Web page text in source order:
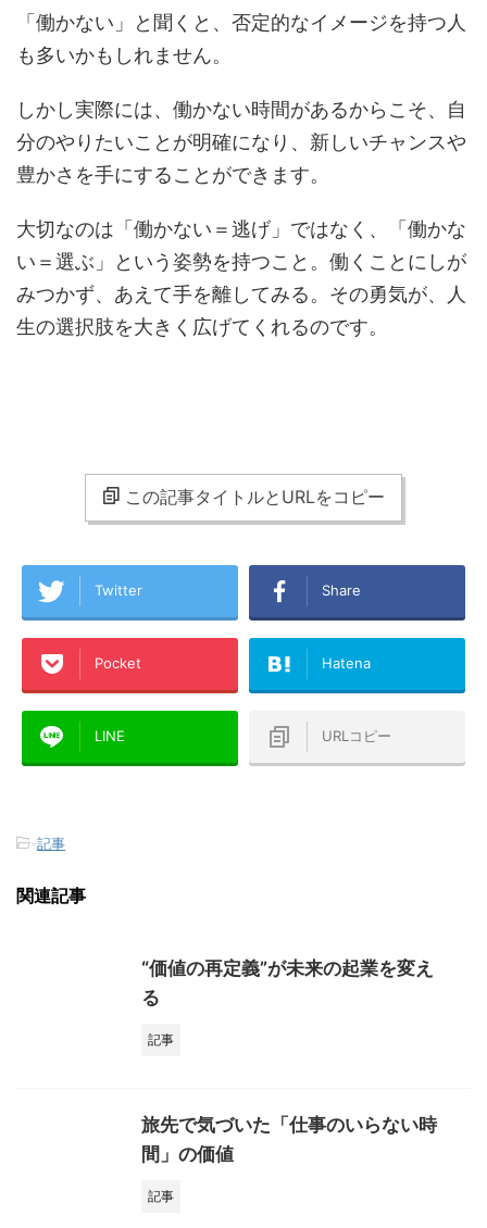
「働かない」と聞くと、否定的なイメージを持つ人
も多いかもしれません。
しかし実際には、働かない時間があるからこそ、自
分のやりたいことが明確になり、新しいチャンスや
豊かさを手にすることができます。
大切なのは「働かない＝逃げ」ではなく、「働かな
い＝選ぶ」という姿勢を持つこと。働くことにしが
みつかず、あえて手を離してみる。その勇気が、人
生の選択肢を大きく広げてくれるのです。
この記事タイトルとURLをコピー
Twitter Share
Pocket Hatena
LINE URLコピー
-記事
関連記事
“価値の再定義”が未来の起業を変え
る
記事
旅先で気づいた「仕事のいらない時
間」の価値
記事